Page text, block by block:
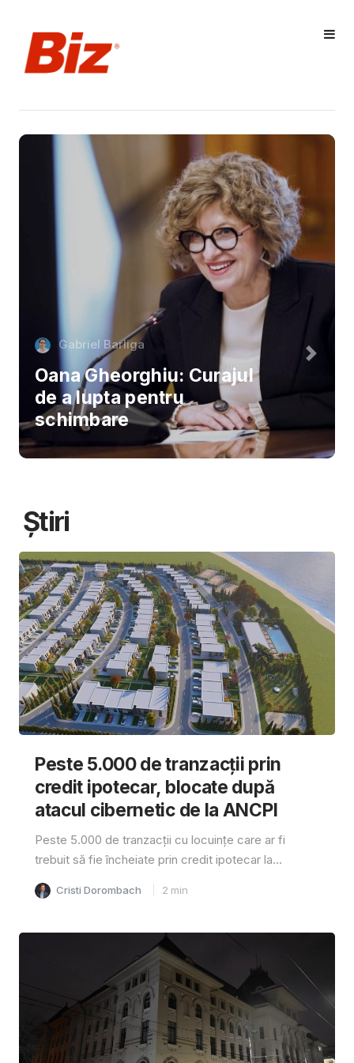
Gabriel Barliga
Oana Gheorghiu: Curajul
de a lupta pentru
schimbare
Știri
Peste 5.000 de tranzacții prin
credit ipotecar, blocate după
atacul cibernetic de la ANCPI
Peste 5.000 de tranzacții cu locuințe care ar fi
trebuit să fie încheiate prin credit ipotecar la...
Cristi Dorombach 2 min